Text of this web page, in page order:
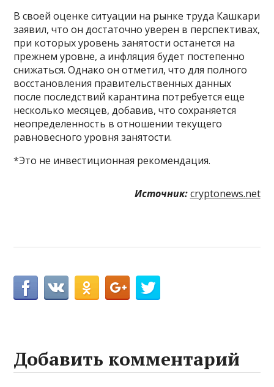
В своей оценке ситуации на рынке труда Кашкари
заявил, что он достаточно уверен в перспективах,
при которых уровень занятости останется на
прежнем уровне, а инфляция будет постепенно
снижаться. Однако он отметил, что для полного
восстановления правительственных данных
после последствий карантина потребуется еще
несколько месяцев, добавив, что сохраняется
неопределенность в отношении текущего
равновесного уровня занятости.
*Это не инвестиционная рекомендация.
Источник: cryptonews.net
Добавить комментарий